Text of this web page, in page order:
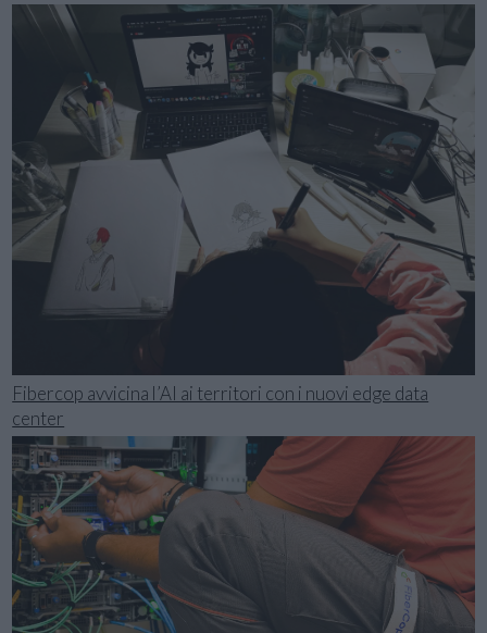
Fibercop avvicina l’AI ai territori con i nuovi edge data
center